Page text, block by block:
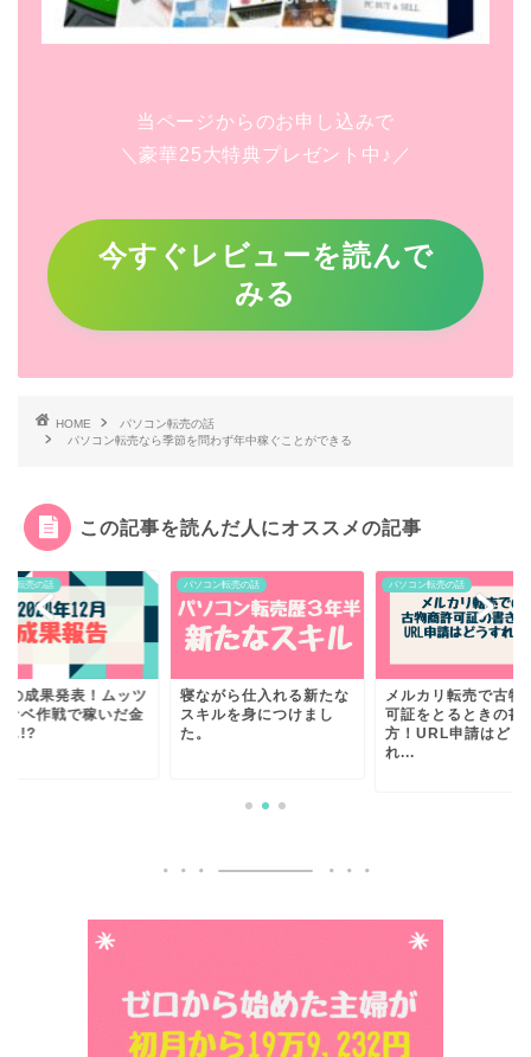
当ページからのお申し込みで
＼豪華25大特典プレゼント中♪／
今すぐレビューを読んで
みる
HOME
パソコン転売の話
パソコン転売なら季節を問わず年中稼ぐことができる
この記事を読んだ人にオススメの記事
ン転売の話
の成果発表！ムッツ
ケベ作戦で稼いだ金
…!?
パソコン転売の話
寝ながら仕入れる新たな
スキルを身につけまし
た。
パソコン転売の話
メルカリ転売で古物
可証をとるときの書
方！URL申請はどう
れ...